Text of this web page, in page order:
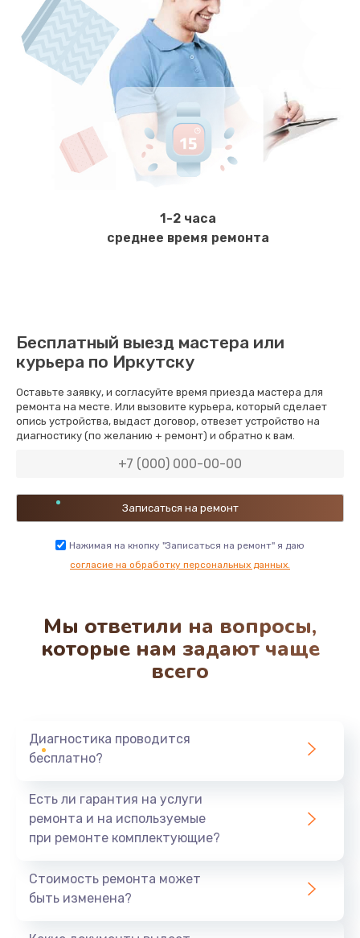
1-2 часа
среднее время ремонта
Бесплатный выезд мастера или
курьера по Иркутску
Оставьте заявку, и согласуйте время приезда мастера для
ремонта на месте. Или вызовите курьера, который сделает
опись устройства, выдаст договор, отвезет устройство на
диагностику (по желанию + ремонт) и обратно к вам.
Нажимая на кнопку "Записаться на ремонт" я даю
согласие на обработку персональных данных.
Мы ответили на вопросы,
которые нам задают чаще
всего
Диагностика проводится
бесплатно?
Есть ли гарантия на услуги
ремонта и на используемые
при ремонте комплектующие?
Стоимость ремонта может
быть изменена?